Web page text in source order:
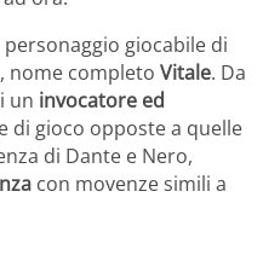
personaggio giocabile di
nome completo Vitale. Da
un invocatore ed
di gioco opposte a quelle
di Dante e Nero,
con movenze simili a